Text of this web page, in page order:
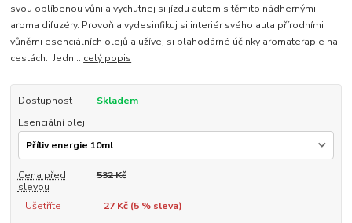
svou oblíbenou vůni a vychutnej si jízdu autem s těmito nádhernými
aroma difuzéry. Provoň a vydesinfikuj si interiér svého auta přírodními
vůněmi esenciálních olejů a užívej si blahodárné účinky aromaterapie na
cestách. Jedn... celý popis
Dostupnost
Skladem
Esenciální olej
Cena před
slevou
532 Kč
Ušetříte 27 Kč (5% sleva)